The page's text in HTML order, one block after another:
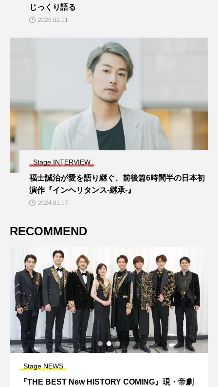
じっくり語る
2026.02.11
Stage INTERVIEW
福士誠治が愛を語り継ぐ、前後篇6時間半の日本初
演作『インヘリタンス-継承-』
2024.01.17
RECOMMEND
Stage NEWS
『THE BEST New HISTORY COMING』現・帝劇